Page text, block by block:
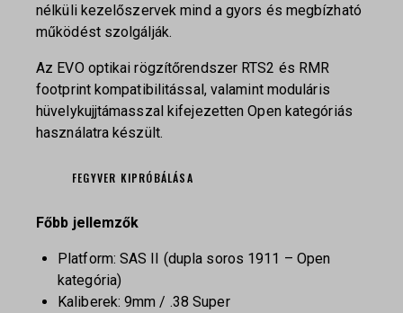
nélküli kezelőszervek mind a gyors és megbízható
működést szolgálják.
Az EVO optikai rögzítőrendszer RTS2 és RMR
footprint kompatibilitással, valamint moduláris
hüvelykujjtámasszal kifejezetten Open kategóriás
használatra készült.
FEGYVER KIPRÓBÁLÁSA
Főbb jellemzők
Platform: SAS II (dupla soros 1911 – Open
kategória)
Kaliberek: 9mm / .38 Super